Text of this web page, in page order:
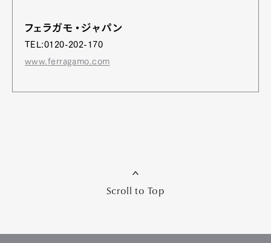
フェラガモ・ジャパン
TEL:0120-202-170
www.ferragamo.com
Scroll to Top